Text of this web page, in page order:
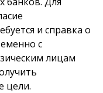
и справка о
с
лицам
цели.